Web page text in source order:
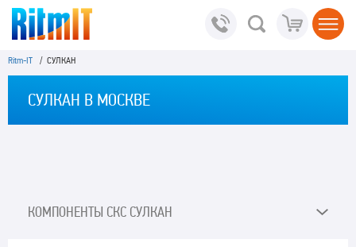
Ritm-IT / СУЛКАН
СУЛКАН В МОСКВЕ
КОМПОНЕНТЫ СКС СУЛКАН